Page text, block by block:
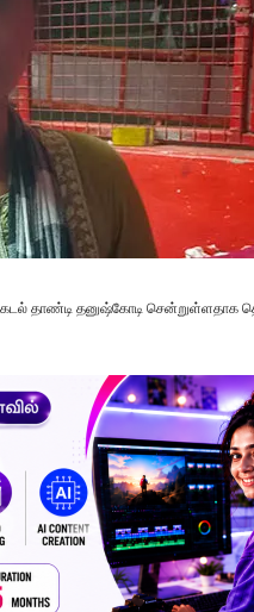
தாண்டி தனுஷ்கோடி சென்றுள்ளதாக